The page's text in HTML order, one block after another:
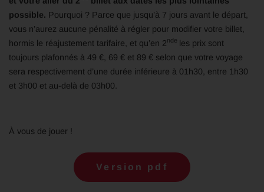
possible. Pourquoi ? Parce que jusqu’à 7 jours avant le départ,
vous n’aurez aucune pénalité à régler pour modifier votre billet,
hormis le réajustement tarifaire, et qu’en 2nde
les prix sont
toujours plafonnés à 49 €, 69 € et 89 € selon que votre voyage
sera respectivement d’une durée inférieure à 01h30, entre 1h30
et 3h00 et au-delà de 03h00.
À vous de jouer !
Version pdf